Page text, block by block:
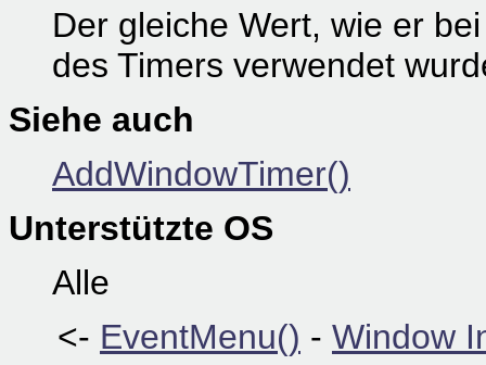
Der gleiche Wert, wie er
des Timers verwendet
Siehe auch
AddWindowTimer()
Unterstützte OS
Alle
<- EventMenu() - Window